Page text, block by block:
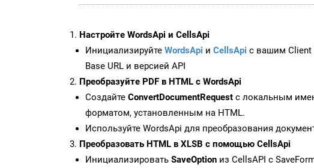
Настройте WordsApi и CellsApi
Инициализируйте WordsApi и CellsApi с вашим Client
Base URL и версией API
Преобразуйте PDF в HTML с WordsApi
Создайте ConvertDocumentRequest с локальным
форматом, установленным на HTML.
Используйте WordsApi для преобразования
Преобразовать HTML в XLSB с помощью CellsApi
Инициализировать SaveOption из CellsAPI с